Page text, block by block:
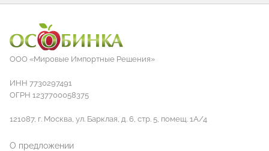
ООО «Мировые Импортные Решения»
ИНН 7730297491
ОГРН 1237700058375
121087, г. Москва, ул. Барклая, д. 6, стр. 5, помещ. 1А/4
О предложении